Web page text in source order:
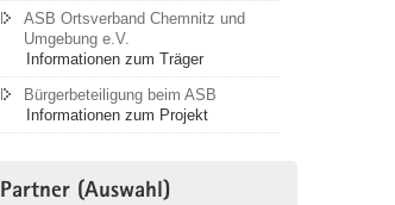
ASB Ortsverband Chemnitz und
Umgebung e.V.
Informationen zum Träger
Bürgerbeteiligung beim ASB
Informationen zum Projekt
Partner (Auswahl)